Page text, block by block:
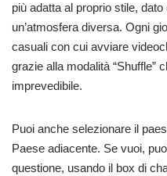
più adatta al proprio stile,
un’atmosfera diversa. Ogni
casuali con cui avviare
grazie alla modalità “Shuffle”
imprevedibile.
Puoi anche selezionare il
Paese adiacente. Se vuoi,
questione, usando il box di